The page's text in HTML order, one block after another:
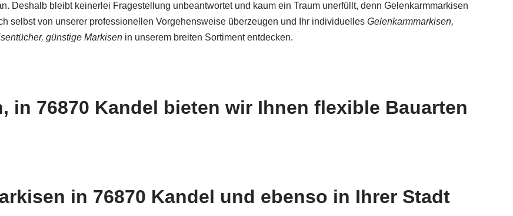
Deshalb bleibt keinerlei Fragestellung unbeantwortet und kaum ein Traum unerfüllt, denn Gelenkarmmarkisen
selbst von unserer professionellen Vorgehensweise überzeugen und Ihr individuelles Gelenkarmmarkisen,
günstige Markisen in unserem breiten Sortiment entdecken.
in 76870 Kandel bieten wir Ihnen flexible Bauarten
in 76870 Kandel und ebenso in Ihrer Stadt